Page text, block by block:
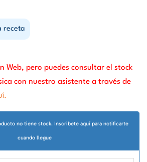
receta
Web, pero puedes consultar el stock
con nuestro asistente a través de
no tiene stock. Inscribete aquí para notificarte
cuando llegue